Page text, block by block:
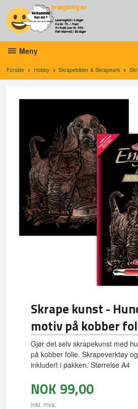
innholdet
Meny
Forside Hobby Skrapebilder & Skrapeark
Skrape kunst -
motiv på kobber
Gjør det selv skrapekunst med
på kobber folie. Skrapeverktøy
inkludert i pakken. Størrelse A4
NOK 99,00
inkl. mva.